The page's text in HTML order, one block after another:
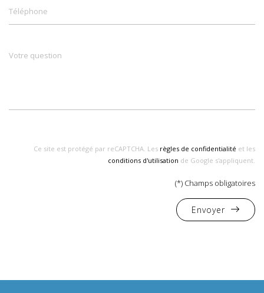
Téléphone
Votre question
Ce site est protégé par reCAPTCHA. Les règles de confidentialité et les
conditions d'utilisation de Google s'appliquent.
(*) Champs obligatoires
Envoyer